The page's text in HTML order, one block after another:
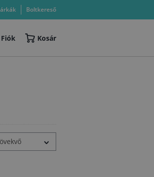
Boltkereső
Fiók Kosár